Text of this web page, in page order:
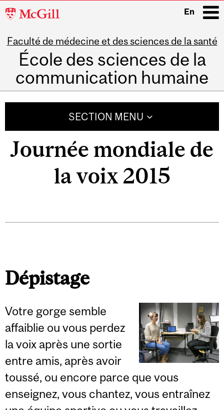
McGill
En
Faculté de médecine et des sciences de la santé
École des sciences de la
communication humaine
SECTION MENU
Journée mondiale de
la voix 2015
Dépistage
Votre gorge semble
affaiblie ou vous perdez
la voix après une sortie
entre amis, après avoir
toussé, ou encore parce que vous
enseignez, vous chantez, vous entraînez